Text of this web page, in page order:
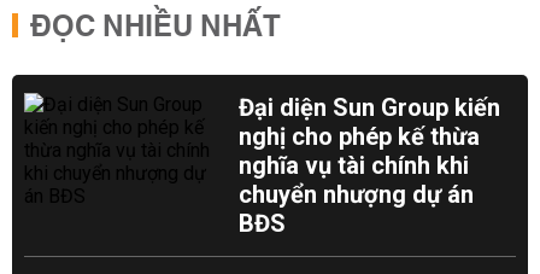
ĐỌC NHIỀU NHẤT
Đại diện Sun Group kiến
nghị cho phép kế thừa
nghĩa vụ tài chính khi
chuyển nhượng dự án
BĐS